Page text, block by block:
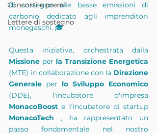
Concorsi e premi
Lettere di sostegno
di sostegno alle basse emissioni di
carbonio dedicato agli imprenditori
monegaschi. 🎓
Missione per la Transizione Energetica
(MTE) in collaborazione con la Direzione
Generale per lo Sviluppo Economico
MonacoBoost
MonacoTech , ha rappresentato un
passo fondamentale nel nostro